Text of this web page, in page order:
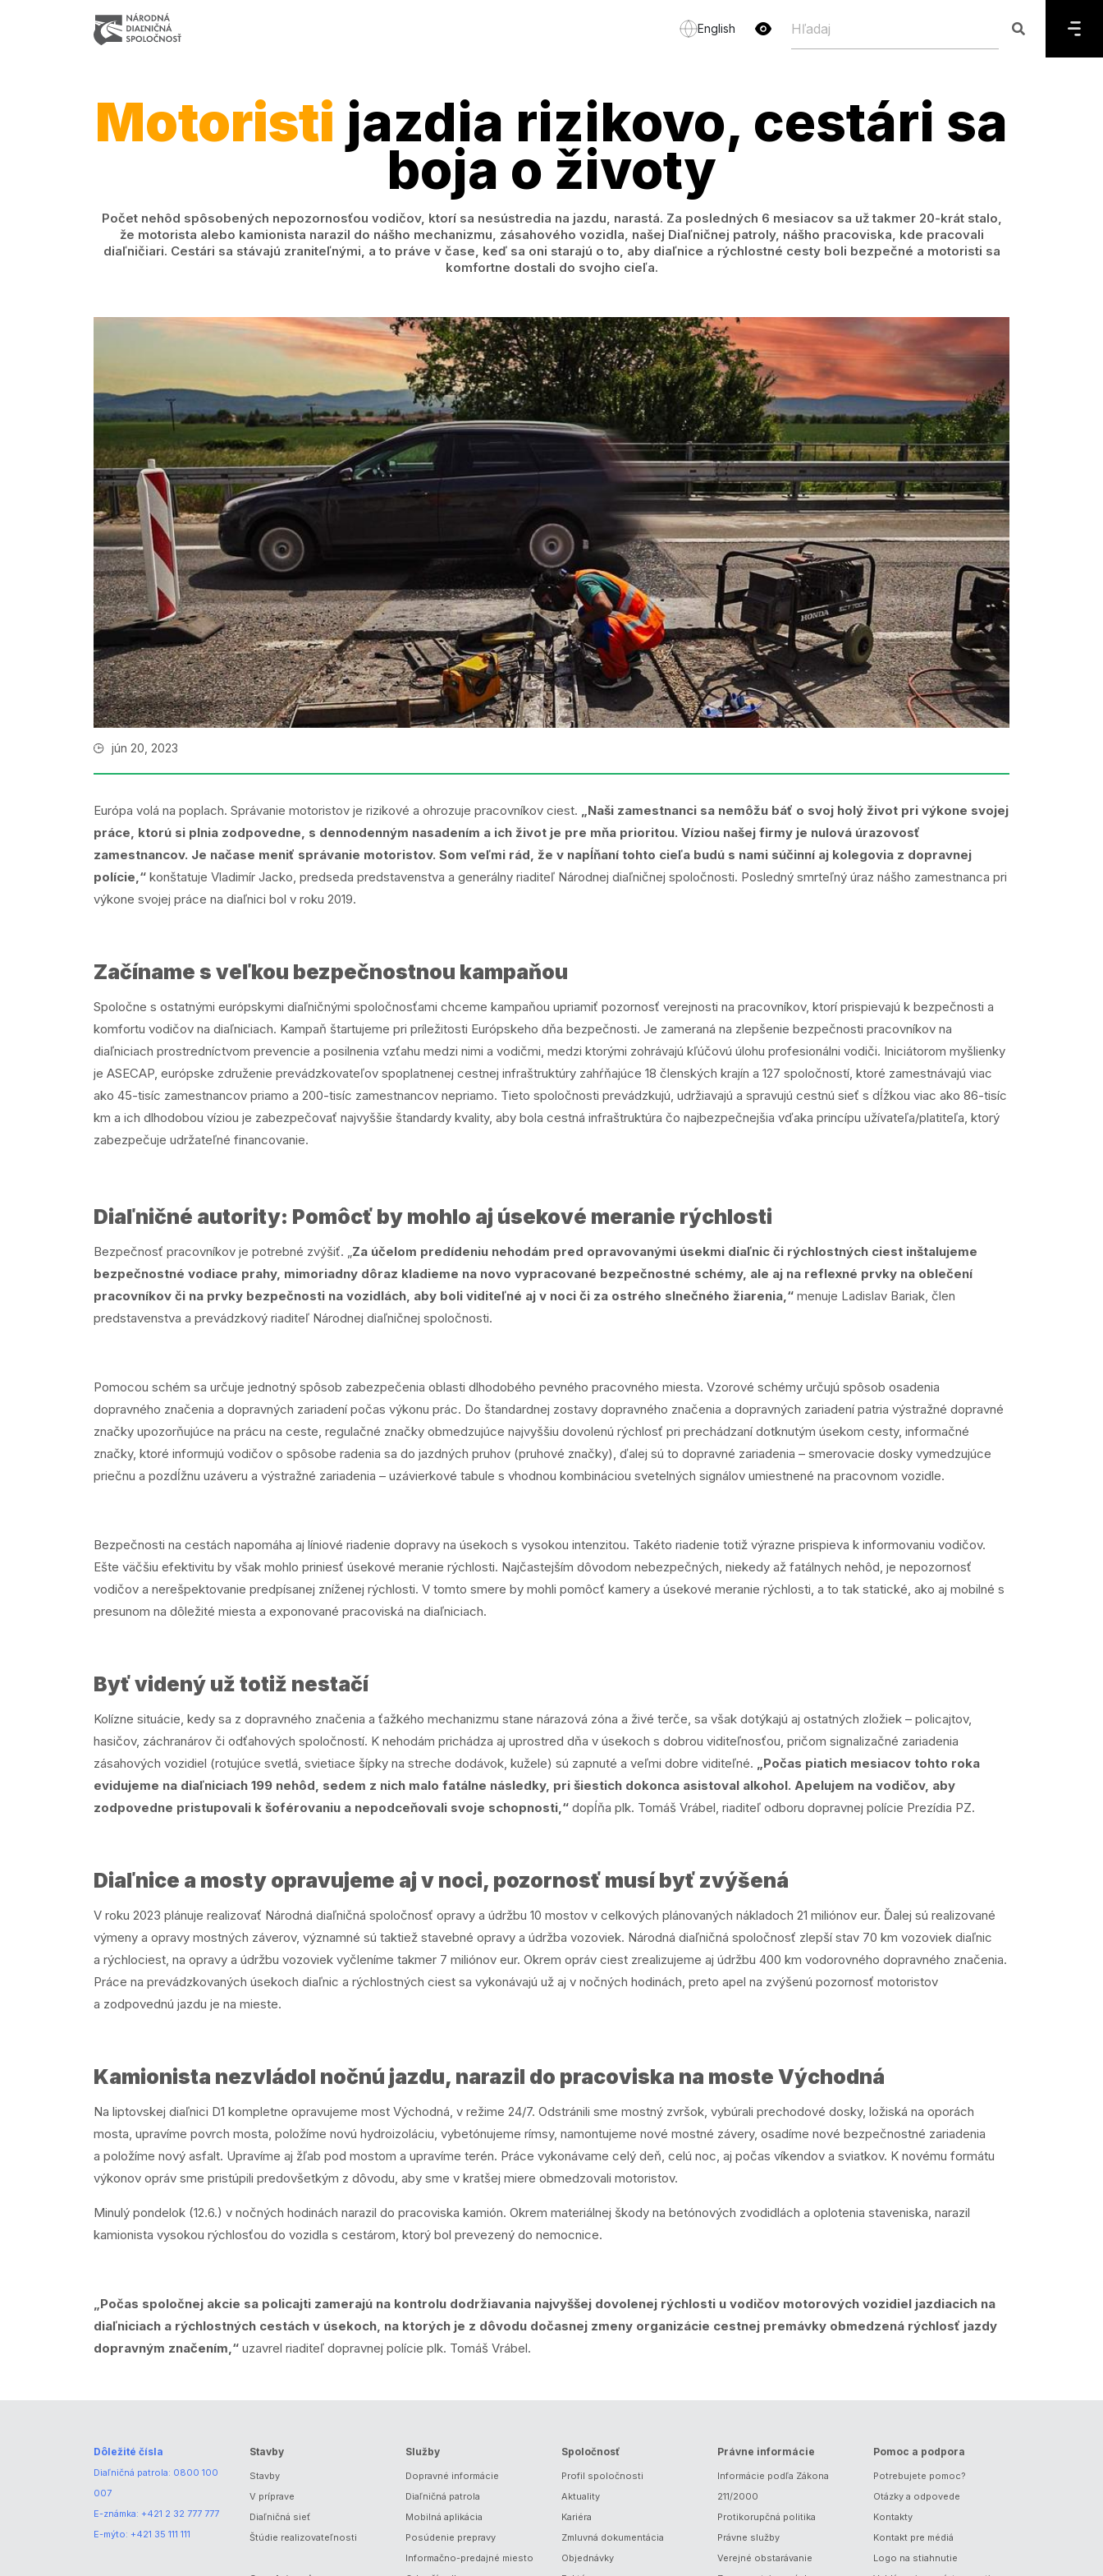
English
Motoristi jazdia rizikovo, cestári sa
boja o životy
Počet nehôd spôsobených nepozornosťou vodičov, ktorí sa nesústredia na jazdu, narastá. Za posledných 6 mesiacov sa už takmer 20-krát stalo,
že motorista alebo kamionista narazil do nášho mechanizmu, zásahového vozidla, našej Diaľničnej patroly, nášho pracoviska, kde pracovali
diaľničiari. Cestári sa stávajú zraniteľnými, a to práve v čase, keď sa oni starajú o to, aby diaľnice a rýchlostné cesty boli bezpečné a motoristi sa
komfortne dostali do svojho cieľa.
jún 20, 2023
Európa volá na poplach. Správanie motoristov je rizikové a ohrozuje pracovníkov ciest. „Naši zamestnanci sa nemôžu báť o svoj holý život pri výkone svojej
práce, ktorú si plnia zodpovedne, s dennodenným nasadením a ich život je pre mňa prioritou. Víziou našej firmy je nulová úrazovosť
zamestnancov. Je načase meniť správanie motoristov. Som veľmi rád, že v napĺňaní tohto cieľa budú s nami súčinní aj kolegovia z dopravnej
polície,“ konštatuje Vladimír Jacko, predseda predstavenstva a generálny riaditeľ Národnej diaľničnej spoločnosti. Posledný smrteľný úraz nášho zamestnanca pri
výkone svojej práce na diaľnici bol v roku 2019.
Začíname s veľkou bezpečnostnou kampaňou
Spoločne s ostatnými európskymi diaľničnými spoločnosťami chceme kampaňou upriamiť pozornosť verejnosti na pracovníkov, ktorí prispievajú k bezpečnosti a
komfortu vodičov na diaľniciach. Kampaň štartujeme pri príležitosti Európskeho dňa bezpečnosti. Je zameraná na zlepšenie bezpečnosti pracovníkov na
diaľniciach prostredníctvom prevencie a posilnenia vzťahu medzi nimi a vodičmi, medzi ktorými zohrávajú kľúčovú úlohu profesionálni vodiči. Iniciátorom myšlienky
je ASECAP, európske združenie prevádzkovateľov spoplatnenej cestnej infraštruktúry zahŕňajúce 18 členských krajín a 127 spoločností, ktoré zamestnávajú viac
ako 45-tisíc zamestnancov priamo a 200-tisíc zamestnancov nepriamo. Tieto spoločnosti prevádzkujú, udržiavajú a spravujú cestnú sieť s dĺžkou viac ako 86-tisíc
km a ich dlhodobou víziou je zabezpečovať najvyššie štandardy kvality, aby bola cestná infraštruktúra čo najbezpečnejšia vďaka princípu užívateľa/platiteľa, ktorý
zabezpečuje udržateľné financovanie.
Diaľničné autority: Pomôcť by mohlo aj úsekové meranie rýchlosti
Bezpečnosť pracovníkov je potrebné zvýšiť. „Za účelom predídeniu nehodám pred opravovanými úsekmi diaľnic či rýchlostných ciest inštalujeme
bezpečnostné vodiace prahy, mimoriadny dôraz kladieme na novo vypracované bezpečnostné schémy, ale aj na reflexné prvky na oblečení
pracovníkov či na prvky bezpečnosti na vozidlách, aby boli viditeľné aj v noci či za ostrého slnečného žiarenia,“ menuje Ladislav Bariak, člen
predstavenstva a prevádzkový riaditeľ Národnej diaľničnej spoločnosti.
Pomocou schém sa určuje jednotný spôsob zabezpečenia oblasti dlhodobého pevného pracovného miesta. Vzorové schémy určujú spôsob osadenia
dopravného značenia a dopravných zariadení počas výkonu prác. Do štandardnej zostavy dopravného značenia a dopravných zariadení patria výstražné dopravné
značky upozorňujúce na prácu na ceste, regulačné značky obmedzujúce najvyššiu dovolenú rýchlosť pri prechádzaní dotknutým úsekom cesty, informačné
značky, ktoré informujú vodičov o spôsobe radenia sa do jazdných pruhov (pruhové značky), ďalej sú to dopravné zariadenia – smerovacie dosky vymedzujúce
priečnu a pozdĺžnu uzáveru a výstražné zariadenia – uzávierkové tabule s vhodnou kombináciou svetelných signálov umiestnené na pracovnom vozidle.
Bezpečnosti na cestách napomáha aj líniové riadenie dopravy na úsekoch s vysokou intenzitou. Takéto riadenie totiž výrazne prispieva k informovaniu vodičov.
Ešte väčšiu efektivitu by však mohlo priniesť úsekové meranie rýchlosti. Najčastejším dôvodom nebezpečných, niekedy až fatálnych nehôd, je nepozornosť
vodičov a nerešpektovanie predpísanej zníženej rýchlosti. V tomto smere by mohli pomôcť kamery a úsekové meranie rýchlosti, a to tak statické, ako aj mobilné s
presunom na dôležité miesta a exponované pracoviská na diaľniciach.
Byť videný už totiž nestačí
Kolízne situácie, kedy sa z dopravného značenia a ťažkého mechanizmu stane nárazová zóna a živé terče, sa však dotýkajú aj ostatných zložiek – policajtov,
hasičov, záchranárov či odťahových spoločností. K nehodám prichádza aj uprostred dňa v úsekoch s dobrou viditeľnosťou, pričom signalizačné zariadenia
zásahových vozidiel (rotujúce svetlá, svietiace šípky na streche dodávok, kužele) sú zapnuté a veľmi dobre viditeľné. „Počas piatich mesiacov tohto roka
evidujeme na diaľniciach 199 nehôd, sedem z nich malo fatálne následky, pri šiestich dokonca asistoval alkohol. Apelujem na vodičov, aby
zodpovedne pristupovali k šoférovaniu a nepodceňovali svoje schopnosti,“ dopĺňa plk. Tomáš Vrábel, riaditeľ odboru dopravnej polície Prezídia PZ.
Diaľnice a mosty opravujeme aj v noci, pozornosť musí byť zvýšená
V roku 2023 plánuje realizovať Národná diaľničná spoločnosť opravy a údržbu 10 mostov v celkových plánovaných nákladoch 21 miliónov eur. Ďalej sú realizované
výmeny a opravy mostných záverov, významné sú taktiež stavebné opravy a údržba vozoviek. Národná diaľničná spoločnosť zlepší stav 70 km vozoviek diaľnic
a rýchlociest, na opravy a údržbu vozoviek vyčleníme takmer 7 miliónov eur. Okrem opráv ciest zrealizujeme aj údržbu 400 km vodorovného dopravného značenia.
Práce na prevádzkovaných úsekoch diaľnic a rýchlostných ciest sa vykonávajú už aj v nočných hodinách, preto apel na zvýšenú pozornosť motoristov
a zodpovednú jazdu je na mieste.
Kamionista nezvládol nočnú jazdu, narazil do pracoviska na moste Východná
Na liptovskej diaľnici D1 kompletne opravujeme most Východná, v režime 24/7. Odstránili sme mostný zvršok, vybúrali prechodové dosky, ložiská na oporách
mosta, upravíme povrch mosta, položíme novú hydroizoláciu, vybetónujeme rímsy, namontujeme nové mostné závery, osadíme nové bezpečnostné zariadenia
a položíme nový asfalt. Upravíme aj žľab pod mostom a upravíme terén. Práce vykonávame celý deň, celú noc, aj počas víkendov a sviatkov. K novému formátu
výkonov opráv sme pristúpili predovšetkým z dôvodu, aby sme v kratšej miere obmedzovali motoristov.
Minulý pondelok (12.6.) v nočných hodinách narazil do pracoviska kamión. Okrem materiálnej škody na betónových zvodidlách a oplotenia staveniska, narazil
kamionista vysokou rýchlosťou do vozidla s cestárom, ktorý bol prevezený do nemocnice.
„Počas spoločnej akcie sa policajti zamerajú na kontrolu dodržiavania najvyššej dovolenej rýchlosti u vodičov motorových vozidiel jazdiacich na
diaľniciach a rýchlostných cestách v úsekoch, na ktorých je z dôvodu dočasnej zmeny organizácie cestnej premávky obmedzená rýchlosť jazdy
dopravným značením,“ uzavrel riaditeľ dopravnej polície plk. Tomáš Vrábel.
Dôležité čísla
Diaľničná patrola: 0800 100
007
E-známka: +421 2 32 777 777
E-mýto: +421 35 111 111
Stavby
Stavby
V príprave
Diaľničná sieť
Štúdie realizovateľnosti
Služby
Dopravné informácie
Diaľničná patrola
Mobilná aplikácia
Posúdenie prepravy
Informačno-predajné miesto
Spoločnosť
Profil spoločnosti
Aktuality
Kariéra
Zmluvná dokumentácia
Objednávky
Právne informácie
Informácie podľa Zákona
211/2000
Protikorupčná politika
Právne služby
Verejné obstarávanie
Pomoc a podpora
Potrebujete pomoc?
Otázky a odpovede
Kontakty
Kontakt pre médiá
Logo na stiahnutie